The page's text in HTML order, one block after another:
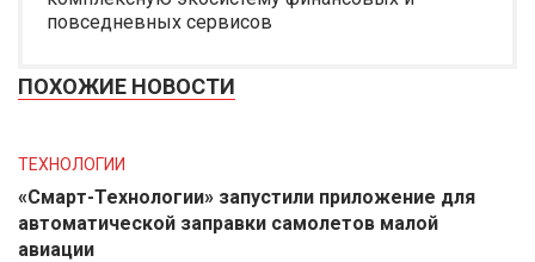
повседневных сервисов
ПОХОЖИЕ НОВОСТИ
ТЕХНОЛОГИИ
«Смарт-Технологии» запустили приложение для
автоматической заправки самолетов малой
авиации